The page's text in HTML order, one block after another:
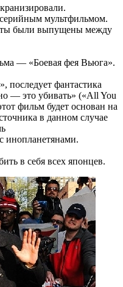
мультфильмом.
были выпущены между
— «Боевая фея Вьюга».
последует фантастика
— это убивать» («All You
фильм будет основан на
в данном случае
инопланетянами.
в себя всех японцев.